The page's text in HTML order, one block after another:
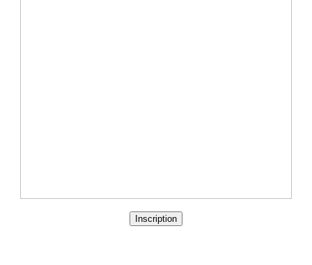
Inscription